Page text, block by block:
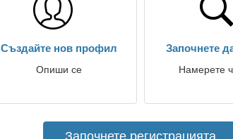
Създайте нов профил
Опиши се
Започнете
Намерете
Започнете регистрацията